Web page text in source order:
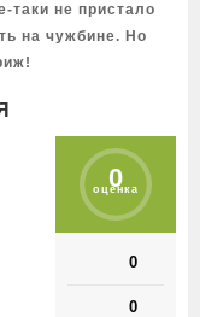
таки не пристало
на чужбине. Но
0
оценка
0
0